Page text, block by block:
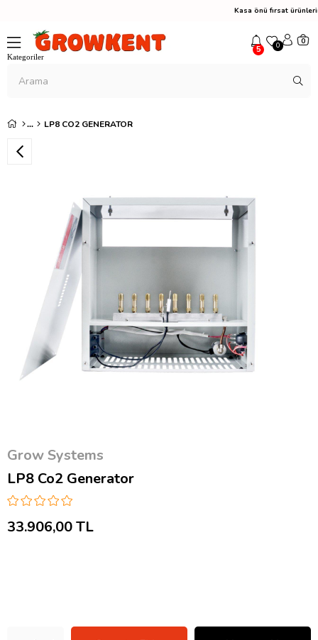
Kasa önü fırsat
5 0 0
LP8 CO2 GENERATOR
Grow Systems
LP8 Co2 Generator
33.906,00 TL